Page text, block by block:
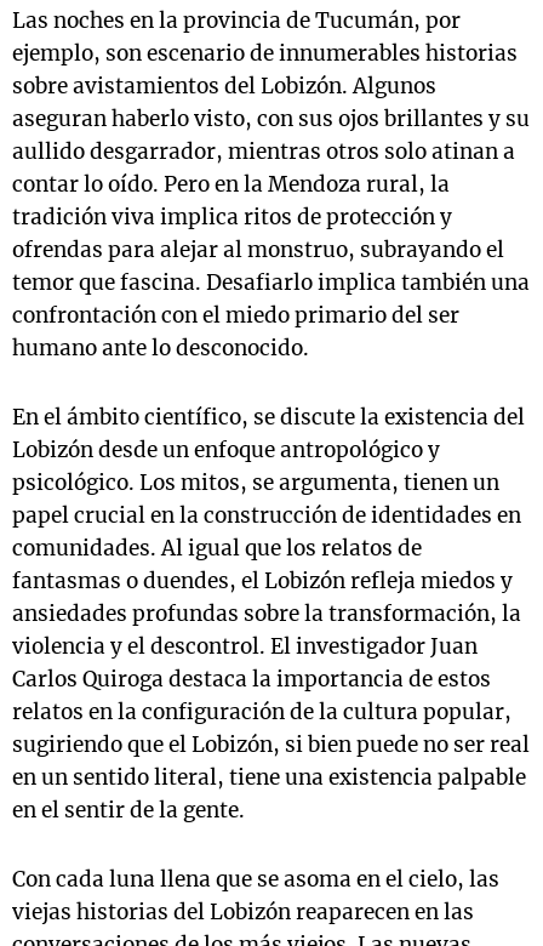
Las noches en la provincia de Tucumán, por
ejemplo, son escenario de innumerables historias
sobre avistamientos del Lobizón. Algunos
aseguran haberlo visto, con sus ojos brillantes y su
aullido desgarrador, mientras otros solo atinan a
contar lo oído. Pero en la Mendoza rural, la
tradición viva implica ritos de protección y
ofrendas para alejar al monstruo, subrayando el
temor que fascina. Desafiarlo implica también una
confrontación con el miedo primario del ser
humano ante lo desconocido.
En el ámbito científico, se discute la existencia del
Lobizón desde un enfoque antropológico y
psicológico. Los mitos, se argumenta, tienen un
papel crucial en la construcción de identidades en
comunidades. Al igual que los relatos de
fantasmas o duendes, el Lobizón refleja miedos y
ansiedades profundas sobre la transformación, la
violencia y el descontrol. El investigador Juan
Carlos Quiroga destaca la importancia de estos
relatos en la configuración de la cultura popular,
sugiriendo que el Lobizón, si bien puede no ser real
en un sentido literal, tiene una existencia palpable
en el sentir de la gente.
Con cada luna llena que se asoma en el cielo, las
viejas historias del Lobizón reaparecen en las